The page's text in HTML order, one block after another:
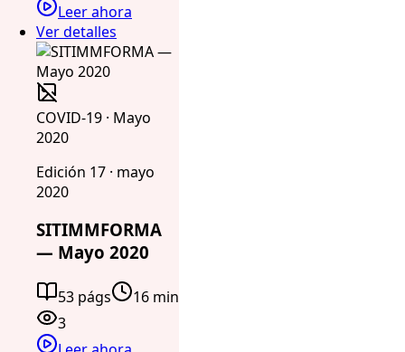
Leer ahora
Ver detalles
COVID-19 · Mayo
2020
Edición 17 · mayo
2020
SITIMMFORMA
— Mayo 2020
53 págs
16 min
3